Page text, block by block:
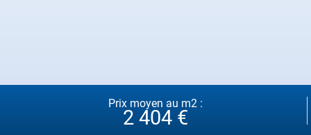
Prix moyen au m2 :
2 404 €